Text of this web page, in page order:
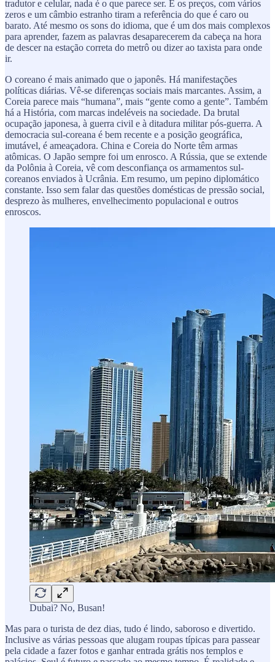
tradutor e celular, nada é o que parece ser. E os preços, com vários
zeros e um câmbio estranho tiram a referência do que é caro ou
barato. Até mesmo os sons do idioma, que é um dos mais complexos
para aprender, fazem as palavras desaparecerem da cabeça na hora
de descer na estação correta do metrô ou dizer ao taxista para onde
ir.
O coreano é mais animado que o japonês. Há manifestações
políticas diárias. Vê-se diferenças sociais mais marcantes. Assim, a
Coreia parece mais “humana”, mais “gente como a gente”. Também
há a História, com marcas indeléveis na sociedade. Da brutal
ocupação japonesa, à guerra civil e à ditadura militar pós-guerra. A
democracia sul-coreana é bem recente e a posição geográfica,
imutável, é ameaçadora. China e Coreia do Norte têm armas
atômicas. O Japão sempre foi um enrosco. A Rússia, que se extende
da Polônia à Coreia, vê com desconfiança os armamentos sul-
coreanos enviados à Ucrânia. Em resumo, um pepino diplomático
constante. Isso sem falar das questões domésticas de pressão social,
desprezo às mulheres, envelhecimento populacional e outros
enroscos.
Dubai? No, Busan!
Mas para o turista de dez dias, tudo é lindo, saboroso e divertido.
Inclusive as várias pessoas que alugam roupas típicas para passear
pela cidade a fazer fotos e ganhar entrada grátis nos templos e